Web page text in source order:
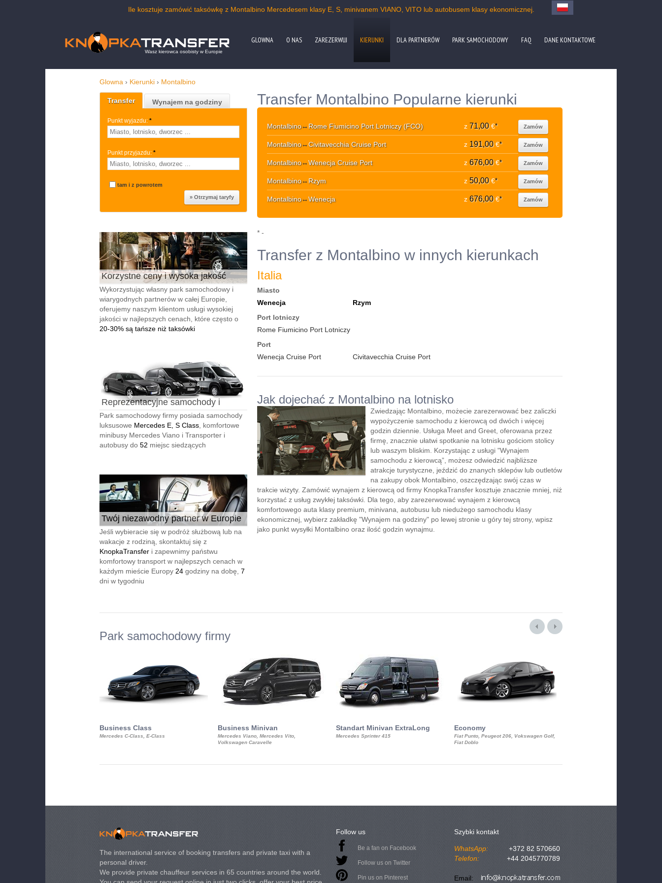
Ile kosztuje zamówić taksówkę z Montalbino Mercedesem klasy E, S, minivanem VIANO, VITO lub autobusem klasy ekonomicznej.
Wasz kierowca osobisty w Europie
GLOWNA O NAS ZAREZERWUJ KIERUNKI DLA PARTNERÓW PARK SAMOCHODOWY FAQ DANE KONTAKTOWE
Glowna › Kierunki › Montalbino
Transfer Wynajem na godziny
Punkt wyjazdu: *
Punkt przyjazdu: *
tam i z powrotem
Korzystne ceny i wysoka jakość
Wykorzystując własny park samochodowy i
wiarygodnych partnerów w całej Europie,
oferujemy naszym klientom usługi wysokiej
jakości w najlepszych cenach, które często o
20-30% są tańsze niż taksówki
Reprezentacyjne samochody i
autobusy
Park samochodowy firmy posiada samochody
luksusowe Mercedes E, S Class , komfortowe
minibusy Mercedes Viano i Transporter i
autobusy do 52 miejsc siedzących
Twój niezawodny partner w Europie
24/7
Jeśli wybieracie się w podróż służbową lub na
wakacje z rodziną, skontaktuj się z
KnopkaTransfer i zapewnimy państwu
komfortowy transport w najlepszych cenach w
każdym mieście Europy 24 godziny na dobę, 7
dni w tygodniu
Transfer Montalbino Popularne kierunki
Montalbino↔ Rome Fiumicino Port Lotniczy (FCO) z 71,00€* Zamów
Montalbino↔Civitavecchia Cruise Port z 191,00€* Zamów
Montalbino↔Wenecja Cruise Port z 676,00€* Zamów
Montalbino↔ Rzym z 50,00€* Zamów
Montalbino↔Wenecja z 676,00€* Zamów
* -
Transfer z Montalbino w innych kierunkach
Italia
Miasto
Wenecja
Rzym
Port lotniczy
Rome Fiumicino Port Lotniczy
Port
Wenecja Cruise Port
Civitavecchia Cruise Port
Jak dojechać z Montalbino na lotnisko
Zwiedzając Montalbino, możecie zarezerwować bez zaliczki
wypożyczenie samochodu z kierowcą od dwóch i więcej
godzin dziennie. Usługa Meet and Greet, oferowana przez
firmę, znacznie ułatwi spotkanie na lotnisku gościom stolicy
lub waszym bliskim. Korzystając z usługi "Wynajem
samochodu z kierowcą”, możesz odwiedzić najbliższe
atrakcje turystyczne, jeździć do znanych sklepów lub outletów
na zakupy obok Montalbino, oszczędzając swój czas w
trakcie wizyty. Zamówić wynajem z kierowcą od firmy KnopkaTransfer kosztuje znacznie mniej, niż
korzystać z usług zwykłej taksówki. Dla tego, aby zarezerwować wynajem z kierowcą
komfortowego auta klasy premium, minivana, autobusu lub niedużego samochodu klasy
ekonomicznej, wybierz zakładkę "Wynajem na godziny" po lewej stronie u góry tej strony, wpisz
jako punkt wysyłki Montalbino oraz ilość godzin wynajmu.
Park samochodowy firmy
Business Class
Mercedes C-Class, E-Class
Business Minivan
Mercedes Viano, Mercedes Vito,
Volkswagen Caravelle
Standart Minivan ExtraLong
Mercedes Sprinter 415
Economy
Fiat Punto, Peugeot 206, Vokswagen Golf,
Fiat Doblo
The international service of booking transfers and private taxi with a
personal driver.
We provide private chauffeur services in 65 countries around the world.
Follow us
Be a fan on Facebook
Follow us on Twitter
Pin us on Pinterest
Szybki kontakt
WhatsApp:
+372 82 570660
Telefon:
+44 2045770789
Email: